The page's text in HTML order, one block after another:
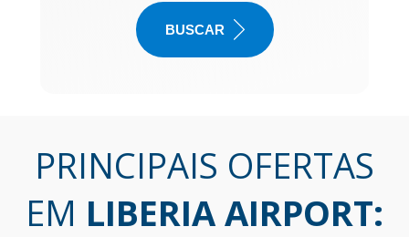
BUSCAR
PRINCIPAIS OFERTAS
EM LIBERIA AIRPORT: